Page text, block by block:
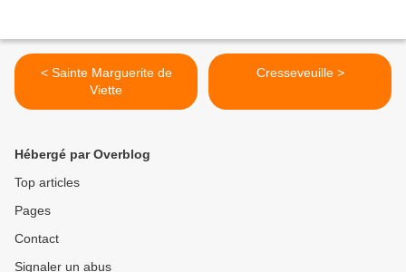
< Sainte Marguerite de
Viette
Cresseveuille >
Hébergé par Overblog
Top articles
Pages
Contact
Signaler un abus